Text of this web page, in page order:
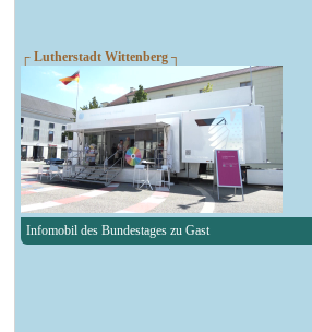
┌ Lutherstadt Wittenberg ┐
Infomobil des Bundestages zu Gast